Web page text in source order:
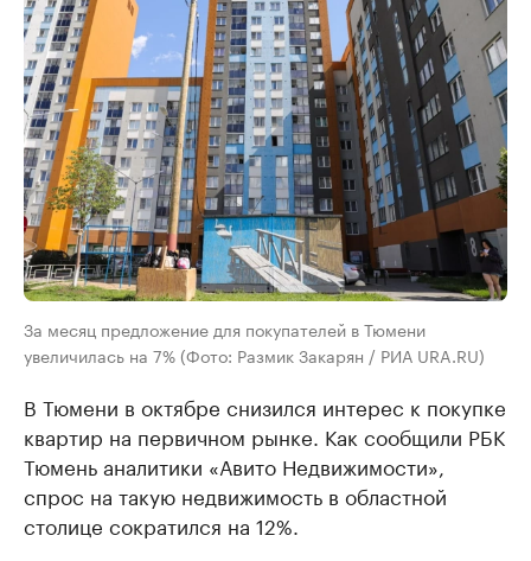
За месяц предложение для покупателей в Тюмени
увеличилась на 7% (Фото: Размик Закарян / РИА URA.RU)
В Тюмени в октябре снизился интерес к покупке
квартир на первичном рынке. Как сообщили РБК
Тюмень аналитики «Авито Недвижимости»,
спрос на такую недвижимость в областной
столице сократился на 12%.